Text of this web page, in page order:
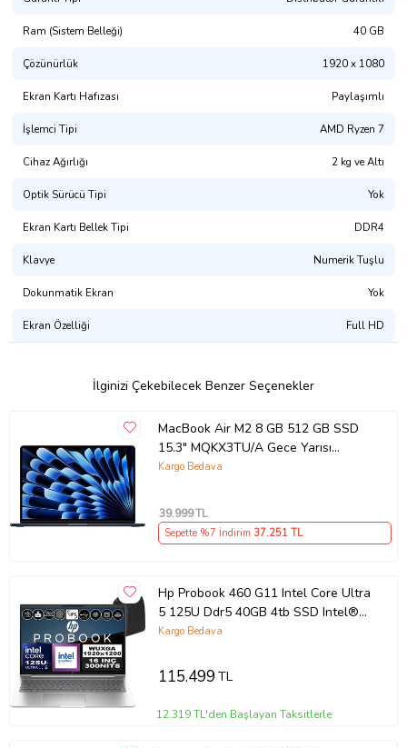
Ram (Sistem Belleği) 40 GB
Çözünürlük 1920 x 1080
Ekran Kartı Hafızası Paylaşımlı
İşlemci Tipi AMD Ryzen 7
Cihaz Ağırlığı 2 kg ve Altı
Optik Sürücü Tipi Yok
Ekran Kartı Bellek Tipi DDR4
Klavye Numerik Tuşlu
Dokunmatik Ekran Yok
Ekran Özelliği Full HD
İlginizi Çekebilecek Benzer Seçenekler
MacBook Air M2 8 GB 512 GB SSD
15.3" MQKX3TU/A Gece Yarısı
Outlet (Açıklamayı Okuyunuz)
Kargo Bedava
39.999TL
Sepette %7 İndirim 37.251 TL
Hp Probook 460 G11 Intel Core Ultra
5 125U Ddr5 40GB 4tb SSD Intel®
Aı Boost 16" Wuxga IPS Freedos
Zetta Çanta
Kargo Bedava
115.499TL
12.319 TL'den Başlayan Taksitlerle